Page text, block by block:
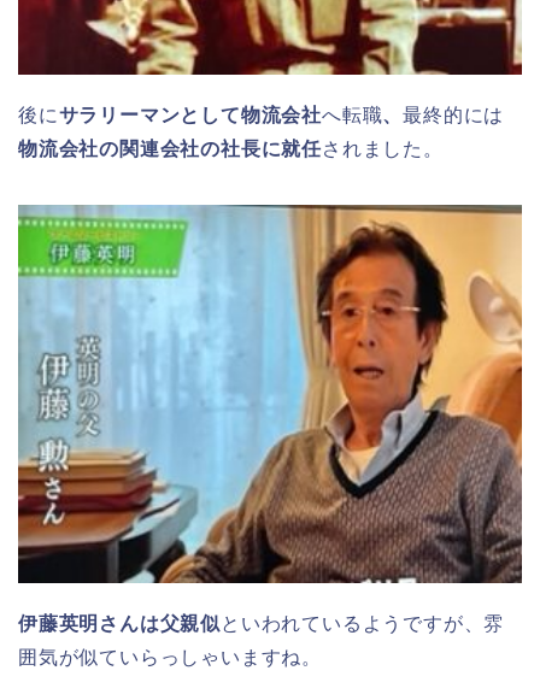
後にサラリーマンとして物流会社へ転職、最終的には
物流会社の関連会社の社長に就任されました。
伊藤英明さんは父親似といわれているようですが、雰
囲気が似ていらっしゃいますね。